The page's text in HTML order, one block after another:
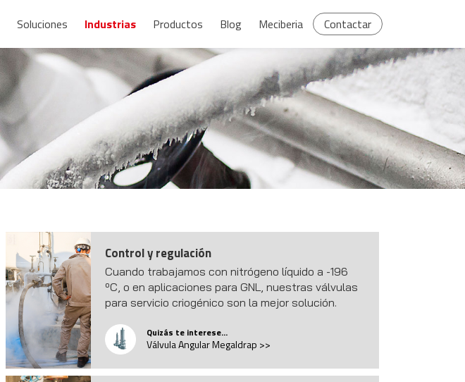
Soluciones Industrias Productos Blog Meciberia Contactar
Control y regulación
Cuando trabajamos con nitrógeno líquido a -196
ºC, o en aplicaciones para GNL, nuestras válvulas
para servicio criogénico son la mejor solución.
Quizás te interese...
Válvula Angular Megaldrap >>